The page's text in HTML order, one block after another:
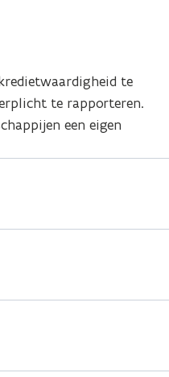
te
te rapporteren.
een eigen